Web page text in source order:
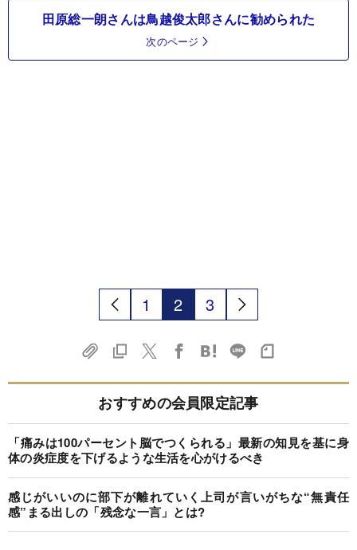
田原総一朗さんは鳥越俊太郎さんに勧められた
次のページ
1 2 3
おすすめの会員限定記事
「痛みは100パーセント脳でつくられる」最新の知見を基に身
体の炎症度を下げるような生活を心がけるべき
感じがいいのに部下が離れていく上司が言いがちな“無責任
感”まる出しの「残念な一言」とは?